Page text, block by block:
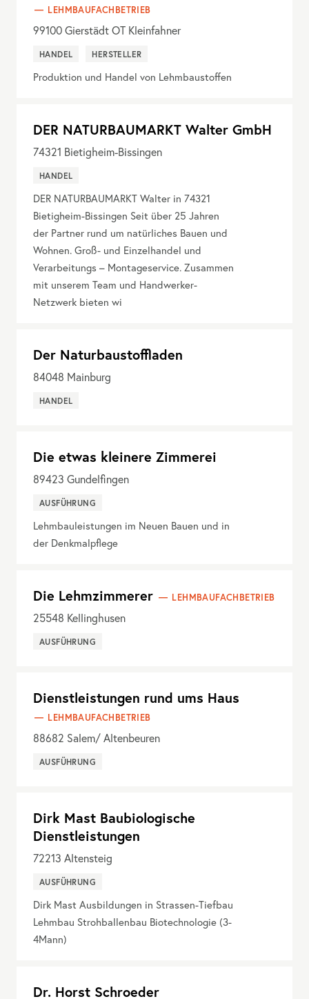
LEHMBAUFACHBETRIEB
99100Gierstädt OT Kleinfahner
HANDEL HERSTELLER
Produktion und Handel von Lehmbaustoffen
DER NATURBAUMARKT Walter GmbH
74321 Bietigheim-Bissingen
HANDEL
DER NATURBAUMARKT Walter in 74321
Bietigheim-Bissingen Seit über 25 Jahren
der Partner rund um natürliches Bauen und
Wohnen. Groß- und Einzelhandel und
Verarbeitungs – Montageservice. Zusammen
mit unserem Team und Handwerker-
Netzwerk bieten wi
Der Naturbaustoffladen
84048 Mainburg
HANDEL
Die etwas kleinere Zimmerei
89423 Gundelfingen
AUSFÜHRUNG
Lehmbauleistungen im Neuen Bauen und in
der Denkmalpflege
Die Lehmzimmerer LEHMBAUFACHBETRIEB
25548 Kellinghusen
AUSFÜHRUNG
Dienstleistungen rund ums Haus
LEHMBAUFACHBETRIEB
88682 Salem/ Altenbeuren
AUSFÜHRUNG
Dirk Mast Baubiologische
Dienstleistungen
72213 Altensteig
AUSFÜHRUNG
Dirk Mast Ausbildungen in Strassen-Tiefbau
Lehmbau Strohballenbau Biotechnologie (3-
4Mann)
Dr. Horst Schroeder